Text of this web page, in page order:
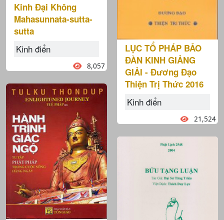
Kinh Đại Không
Mahasunnata-sutta-
sutta
Kinh điển
8,057
LỤC TỔ PHÁP BẢO
ĐÀN KINH GIẢNG
GIẢI - Đương Đạo
Thiện Trị Thức 2016
Kinh điển
21,524